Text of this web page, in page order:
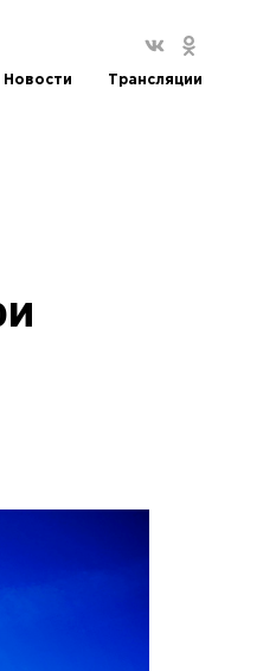
Новости Трансляции